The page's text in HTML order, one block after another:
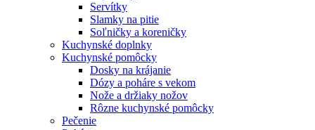
Servítky
Slamky na pitie
Soľničky a koreničky
Kuchynské doplnky
Kuchynské pomôcky
Dosky na krájanie
Dózy a poháre s vekom
Nože a držiaky nožov
Rôzne kuchynské pomôcky
Pečenie